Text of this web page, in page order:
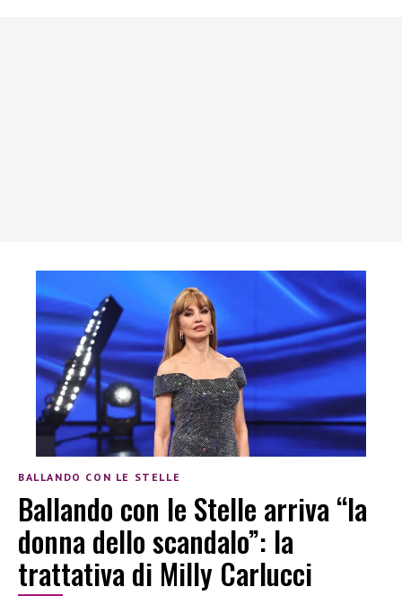
BALLANDO CON LE STELLE
Ballando con le Stelle arriva “la
donna dello scandalo”: la
trattativa di Milly Carlucci